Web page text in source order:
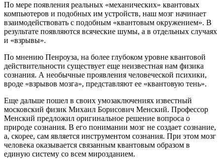
По мере появления реальных «механических» квантовых
компьютеров и подобных им устройств, наш мозг начинает
взаимодействовать с подобным «квантовым окружением». В
результате появляются всяческие шумы, а в отдельных случаях
и «взрывы».
По мнению Пенроуза, на более глубоком уровне квантовой
действительности существует еще неизвестная нам физика
сознания. А необычные проявления человеческой психики,
вроде «взрывов мозга», представляют ее «квантовую тень».
Еще дальше пошел в своих умозаключениях известный
московский физик Михаил Борисович Менский. Профессор
Менский предложил оригинальное решение вопроса о
природе сознания. В его понимании мозг не создает сознание,
а, скорее, сам является инструментом сознания. При этом мозг
человека оказывается связанным квантовым образом в
единую систему со всем мирозданием.